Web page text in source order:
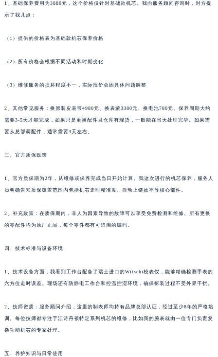
1、基础保养费用为3880元，这个价格仅针对基础款机芯。我向服务顾问咨询时，对方提
示了我几点：
（1）提供的价格表为基础款机芯保养价格
（2）所有价格会根据不同活动和时期变化
（3）维修服务的损坏程度不一，实际报价会因具体问题调整
2、其他常见服务：换原装皮表带4980元、换表蒙3380元、换电池780元。保养周期大约
需要3-5天才能完成，如果只是更换配件且仓库有现货，一般能在当天处理完毕。如果需
要从总部调配件，通常需要3天左右。
三、官方质保政策
1、官方质保期为2年，从维修或保养完成当日开始计算。我这次进行的机芯保养，服务人
员明确告知质保覆盖范围内包括机芯走时精准度、自动上链效率等核心部件。
2、补充政策：在质保期内，非人为因素导致的故障可以享受免费检测和维修。所有更换
的零配件均为原厂正品，每个零件都有可追溯的编码。
四、技术标准与设备环境
1、技术设备方面，我看到工作台配备了瑞士进口的Witschi校表仪，能够精确检测手表的
六方位走时误差。现场还有防静电工作台和控温控湿环境，确保拆装过程不受外界干扰。
2、技师资质：服务顾问介绍，这里的制表师均持有品牌总部认证，经过至少8年的严格培
训。每位技师都专注于江诗丹顿特定系列机芯的维修，比如我的腕表就由一位专门负责复
杂功能机芯的专家处理。
五、养护知识与日常使用